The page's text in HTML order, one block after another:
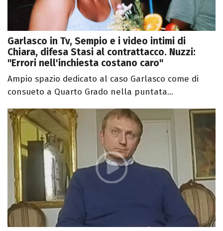
Garlasco in Tv, Sempio e i video intimi di
Chiara, difesa Stasi al contrattacco. Nuzzi:
"Errori nell'inchiesta costano caro"
Ampio spazio dedicato al caso Garlasco come di
consueto a Quarto Grado nella puntata...